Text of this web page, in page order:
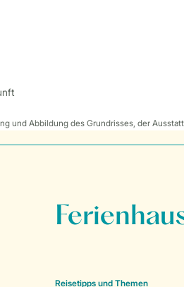
und Abbildung des Grundrisses, der
Reisetipps und Themen